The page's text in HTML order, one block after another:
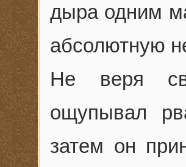
дыра одним
абсолютную
Не веря
ощупывал
затем он